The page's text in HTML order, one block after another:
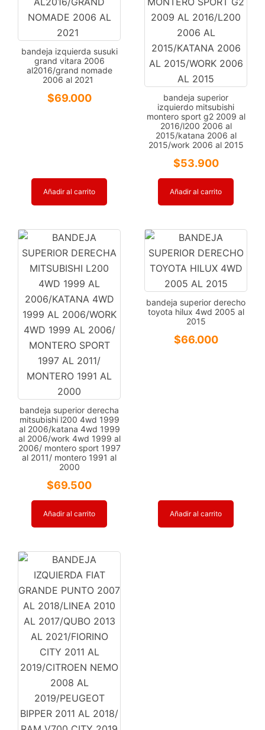
bandeja izquierda susuki
grand vitara 2006
al2016/grand nomade
2006 al 2021
$69.000
Añadir al carrito
bandeja superior
izquierdo mitsubishi
montero sport g2 2009 al
2016/l200 2006 al
2015/katana 2006 al
2015/work 2006 al 2015
$53.900
Añadir al carrito
bandeja superior derecha
mitsubishi l200 4wd 1999
al 2006/katana 4wd 1999
al 2006/work 4wd 1999 al
2006/ montero sport 1997
al 2011/ montero 1991 al
2000
$69.500
Añadir al carrito
bandeja superior derecho
toyota hilux 4wd 2005 al
2015
$66.000
Añadir al carrito